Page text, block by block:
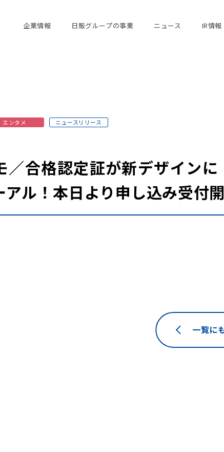
企業情報 日販グループの事業 ニュース IR情報
エンタメ ニュースリリース
／合格認定証が新デザイン
アル！本日より申し込み受付
一覧に